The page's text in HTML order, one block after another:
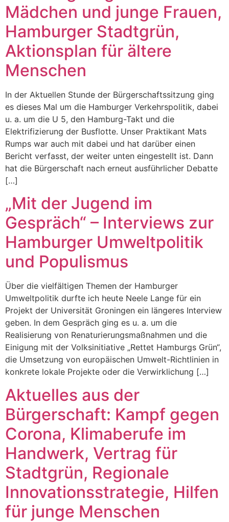
Mädchen und junge Frauen,
Hamburger Stadtgrün,
Aktionsplan für ältere
Menschen
In der Aktuellen Stunde der Bürgerschaftssitzung ging
es dieses Mal um die Hamburger Verkehrspolitik, dabei
u. a. um die U 5, den Hamburg-Takt und die
Elektrifizierung der Busflotte. Unser Praktikant Mats
Rumps war auch mit dabei und hat darüber einen
Bericht verfasst, der weiter unten eingestellt ist. Dann
hat die Bürgerschaft nach erneut ausführlicher Debatte
[…]
„Mit der Jugend im
Gespräch“ – Interviews zur
Hamburger Umweltpolitik
und Populismus
Über die vielfältigen Themen der Hamburger
Umweltpolitik durfte ich heute Neele Lange für ein
Projekt der Universität Groningen ein längeres Interview
geben. In dem Gespräch ging es u. a. um die
Realisierung von Renaturierungsmaßnahmen und die
Einigung mit der Volksinitiative „Rettet Hamburgs Grün“,
die Umsetzung von europäischen Umwelt-Richtlinien in
konkrete lokale Projekte oder die Verwirklichung […]
Aktuelles aus der
Bürgerschaft: Kampf gegen
Corona, Klimaberufe im
Handwerk, Vertrag für
Stadtgrün, Regionale
Innovationsstrategie, Hilfen
für junge Menschen